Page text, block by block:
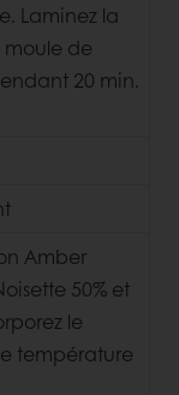
Laminez la
de
20 min.
Amber
50% et
le
température